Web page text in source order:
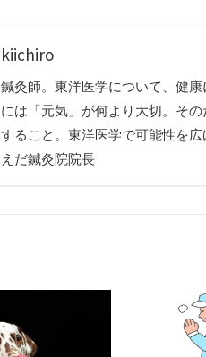
kiichiro
鍼灸師。東洋医学について、健
には「元気」が何より大切。そ
すること。東洋医学で可能性を
えだ鍼灸院院長